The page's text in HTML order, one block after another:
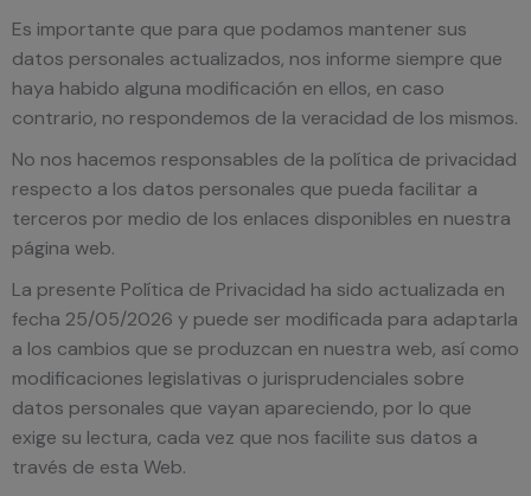
Es importante que para que podamos mantener sus
datos personales actualizados, nos informe siempre que
haya habido alguna modificación en ellos, en caso
contrario, no respondemos de la veracidad de los mismos.
No nos hacemos responsables de la política de privacidad
respecto a los datos personales que pueda facilitar a
terceros por medio de los enlaces disponibles en nuestra
página web.
La presente Política de Privacidad ha sido actualizada en
fecha 25/05/2026 y puede ser modificada para adaptarla
a los cambios que se produzcan en nuestra web, así como
modificaciones legislativas o jurisprudenciales sobre
datos personales que vayan apareciendo, por lo que
exige su lectura, cada vez que nos facilite sus datos a
través de esta Web.